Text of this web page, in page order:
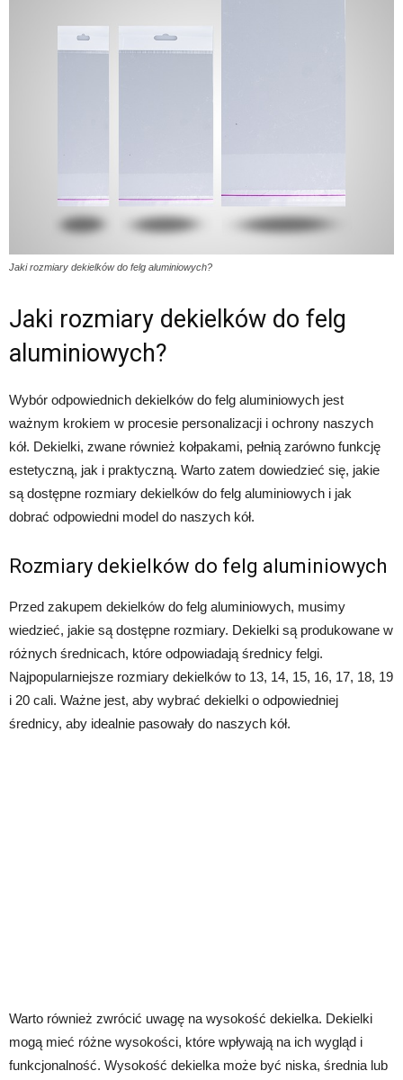
Jaki rozmiary dekielków do felg aluminiowych?
Jaki rozmiary dekielków do felg
aluminiowych?
Wybór odpowiednich dekielków do felg aluminiowych jest
ważnym krokiem w procesie personalizacji i ochrony naszych
kół. Dekielki, zwane również kołpakami, pełnią zarówno funkcję
estetyczną, jak i praktyczną. Warto zatem dowiedzieć się, jakie
są dostępne rozmiary dekielków do felg aluminiowych i jak
dobrać odpowiedni model do naszych kół.
Rozmiary dekielków do felg aluminiowych
Przed zakupem dekielków do felg aluminiowych, musimy
wiedzieć, jakie są dostępne rozmiary. Dekielki są produkowane w
różnych średnicach, które odpowiadają średnicy felgi.
Najpopularniejsze rozmiary dekielków to 13, 14, 15, 16, 17, 18, 19
i 20 cali. Ważne jest, aby wybrać dekielki o odpowiedniej
średnicy, aby idealnie pasowały do naszych kół.
Warto również zwrócić uwagę na wysokość dekielka. Dekielki
mogą mieć różne wysokości, które wpływają na ich wygląd i
funkcjonalność. Wysokość dekielka może być niska, średnia lub